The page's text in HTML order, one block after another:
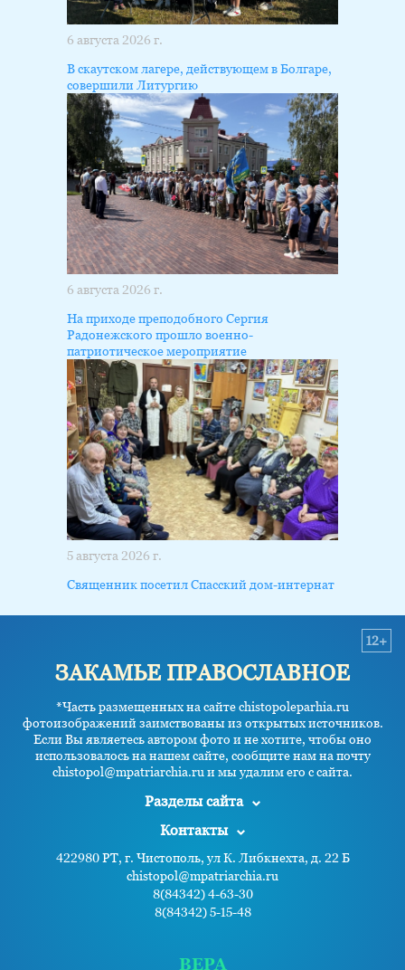
6 августа 2026 г.
В скаутском лагере, действующем в Болгаре,
совершили Литургию
6 августа 2026 г.
На приходе преподобного Сергия
Радонежского прошло военно-
патриотическое мероприятие
5 августа 2026 г.
Священник посетил Спасский дом-интернат
ЗАКАМЬЕ ПРАВОСЛАВНОЕ
*Часть размещенных на сайте chistopoleparhia.ru
фотоизображений заимствованы из открытых источников.
Если Вы являетесь автором фото и не хотите, чтобы оно
использовалось на нашем сайте, сообщите нам на почту
chistopol@mpatriarchia.ru и мы удалим его с сайта.
12+
Разделы сайта
Контакты
422980 РТ, г. Чистополь, ул К. Либкнехта, д. 22 Б
chistopol@mpatriarchia.ru
8(84342) 4-63-30
8(84342) 5-15-48
ВЕРА